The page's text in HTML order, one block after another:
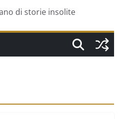
di storie insolite